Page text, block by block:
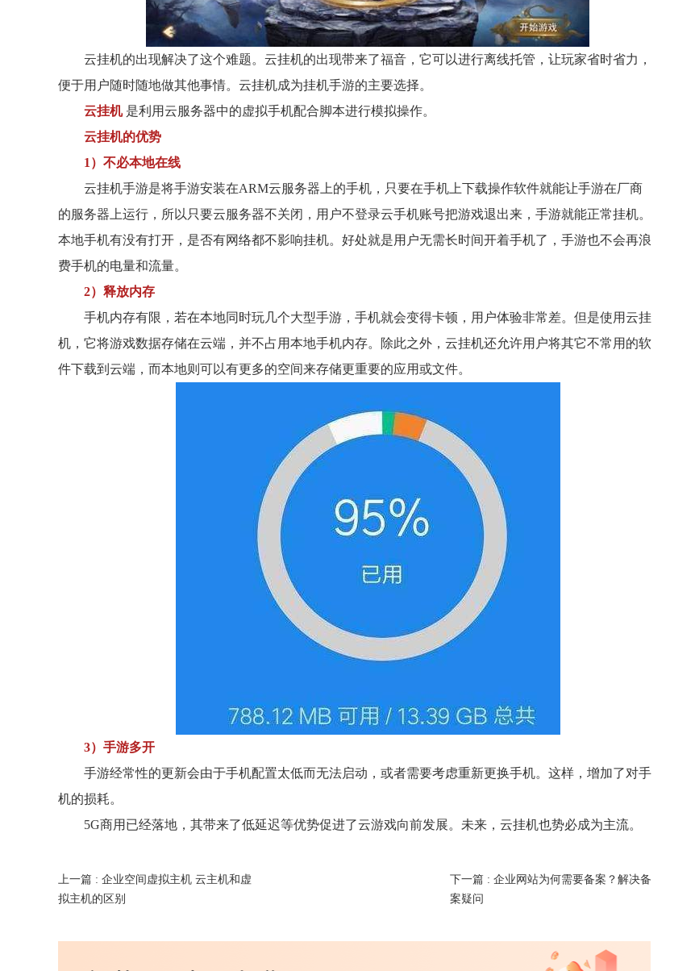
云挂机的出现解决了这个难题。云挂机的出现带来了福音，它可以进行离线托管，让玩家省时省力，
便于用户随时随地做其他事情。云挂机成为挂机手游的主要选择。
云挂机是利用云服务器中的虚拟手机配合脚本进行模拟操作。
云挂机的优势
1）不必本地在线
云挂机手游是将手游安装在ARM云服务器上的手机，只要在手机上下载操作软件就能让手游在厂商
的服务器上运行，所以只要云服务器不关闭，用户不登录云手机账号把游戏退出来，手游就能正常挂机。
本地手机有没有打开，是否有网络都不影响挂机。好处就是用户无需长时间开着手机了，手游也不会再浪
费手机的电量和流量。
2）释放内存
手机内存有限，若在本地同时玩几个大型手游，手机就会变得卡顿，用户体验非常差。但是使用云挂
机，它将游戏数据存储在云端，并不占用本地手机内存。除此之外，云挂机还允许用户将其它不常用的软
件下载到云端，而本地则可以有更多的空间来存储更重要的应用或文件。
3）手游多开
手游经常性的更新会由于手机配置太低而无法启动，或者需要考虑重新更换手机。这样，增加了对手
机的损耗。
5G商用已经落地，其带来了低延迟等优势促进了云游戏向前发展。未来，云挂机也势必成为主流。
上一篇 : 企业空间虚拟主机 云主机和虚
拟主机的区别
下一篇 : 企业网站为何需要备案？解决备
案疑问